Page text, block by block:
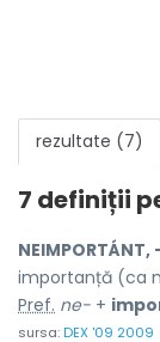
rezultate (7)
7 definiții
NEIMPORTÁNT,
importanță (ca
Pref. ne- +
sursa:DEX '09 2009